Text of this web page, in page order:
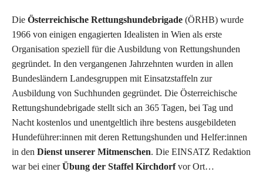
Die Österreichische Rettungshundebrigade (ÖRHB) wurde
1966 von einigen engagierten Idealisten in Wien als erste
Organisation speziell für die Ausbildung von Rettungshunden
gegründet. In den vergangenen Jahrzehnten wurden in allen
Bundesländern Landesgruppen mit Einsatzstaffeln zur
Ausbildung von Suchhunden gegründet. Die Österreichische
Rettungshundebrigade stellt sich an 365 Tagen, bei Tag und
Nacht kostenlos und unentgeltlich ihre bestens ausgebildeten
Hundeführer:innen mit deren Rettungshunden und Helfer:innen
in den Dienst unserer Mitmenschen. Die EINSATZ Redaktion
war bei einerÜbung der Staffel Kirchdorfvor Ort…